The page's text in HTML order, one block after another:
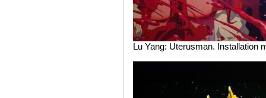
Lu Yang: Uterusman. Installation